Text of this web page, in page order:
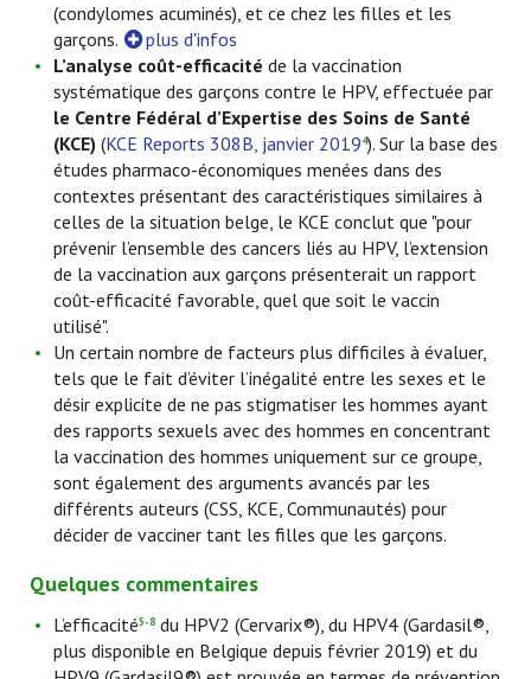
(condylomes acuminés), et ce chez les filles et les
garçons.
plus d'infos
L’analyse coût-efficacité de la vaccination
systématique des garçons contre le HPV, effectuée par
le Centre Fédéral d’Expertise des Soins de Santé
(KCE) (KCE Reports 308B, janvier 20194). Sur la base des
études pharmaco-économiques menées dans des
contextes présentant des caractéristiques similaires à
celles de la situation belge, le KCE conclut que "pour
prévenir l’ensemble des cancers liés au HPV, l’extension
de la vaccination aux garçons présenterait un rapport
coût-efficacité favorable, quel que soit le vaccin
utilisé".
Un certain nombre de facteurs plus difficiles à évaluer,
tels que le fait d’éviter l’inégalité entre les sexes et le
désir explicite de ne pas stigmatiser les hommes ayant
des rapports sexuels avec des hommes en concentrant
la vaccination des hommes uniquement sur ce groupe,
sont également des arguments avancés par les
différents auteurs (CSS, KCE, Communautés) pour
décider de vacciner tant les filles que les garçons.
Quelques commentaires
L’efficacité5-8 du HPV2 (Cervarix®), du HPV4 (Gardasil®,
plus disponible en Belgique depuis février 2019) et du